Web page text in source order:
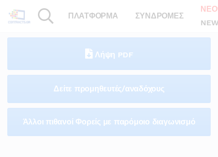
ΠΛΑΤΦΟΡΜΑ ΣΥΝΔΡΟΜΕΣ
Λήψη PDF
Δείτε προμηθευτές/αναδόχους
Άλλοι πιθανοί Φορείς με παρόμοιο διαγωνισμό